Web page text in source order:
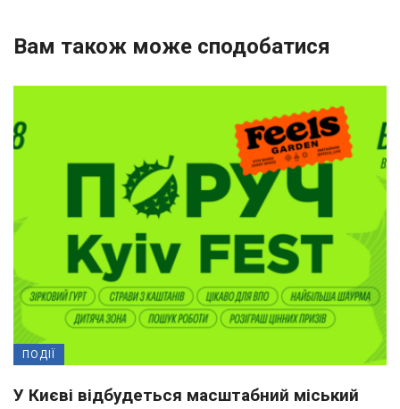
Вам також може сподобатися
ПОДІЇ
У Києві відбудеться масштабний міський